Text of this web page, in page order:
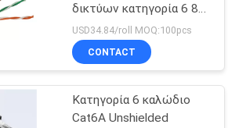
οπτικών
δικτύων κατηγορία 6 8-
πυρήνων ζευγαριού
καλωδίων στριμμένη
Cat6a καλώδιο δικτύων
USD34.84/roll MOQ:100pcs
CONTACT
Κατηγορία 6 καλώδιο
Cat6A Unshielded